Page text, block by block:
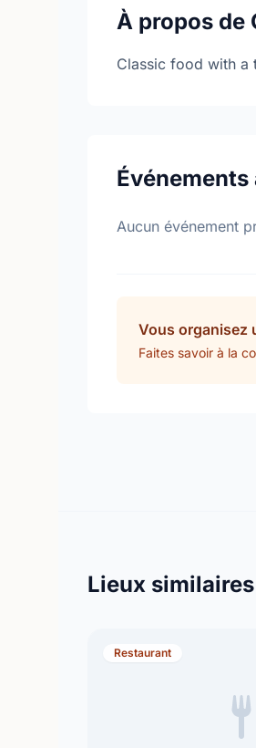
À propos de
Classic food with a
Aucun événement
Vous organisez
Faites savoir à la
Lieux similaires
Restaurant